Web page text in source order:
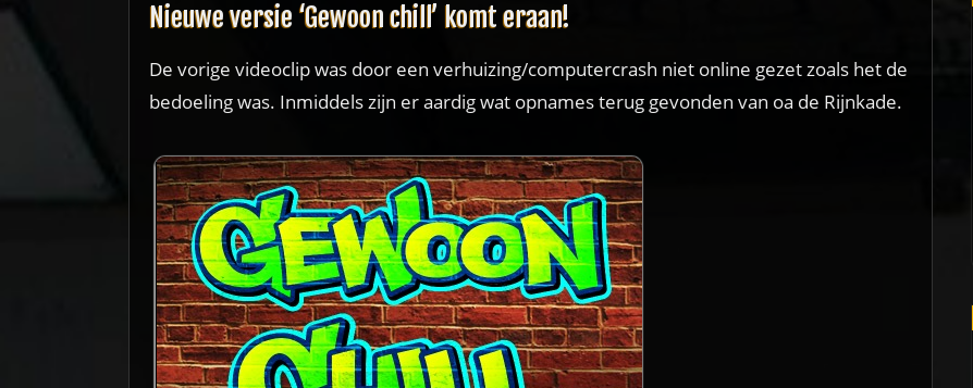
Nieuwe versie ‘Gewoon chill’ komt eraan!
De vorige videoclip was door een verhuizing/computercrash niet online gezet zoals het de
bedoeling was. Inmiddels zijn er aardig wat opnames terug gevonden van oa de Rijnkade.